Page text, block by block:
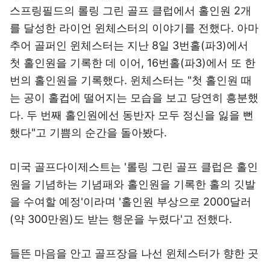
스프링필드의 롤링 그린 골프 클럽에서 홀인원 2개
를 달성한 라이언 윈체스터의 이야기를 전했다. 아마
추어 골퍼인 윈체스터는 지난 8일 3번홀(파3)에서
첫 홀인원을 기록한 데 이어, 16번홀(파3)에서 또 한
번의 홀인원을 기록했다. 윈체스터는 "첫 홀인원 때
는 공이 홀컵에 떨어지는 모습을 보고 당연히 흥분했
다. 두 번째 홀인원에선 동반자 모두 정신을 잃을 뻔
했다"고 기쁨의 순간을 돌아봤다.
미국 골프다이제스트는 '롤링 그린 골프 클럽은 홀인
원을 기념하는 기념패와 홀인원을 기록한 홀의 깃발
을 수여할 예정'이라며 '홀인원 부상으로 2000달러
(약 300만원)도 받는 행운을 누렸다'고 전했다.
들뜬 마음을 안고 골프장을 나선 윈체스터가 향한 곳